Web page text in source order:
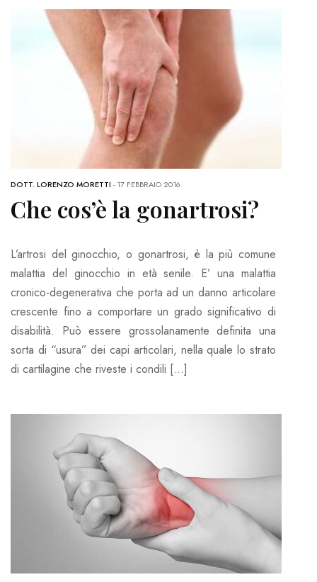
DOTT. LORENZO MORETTI -17 FEBBRAIO 2016
Che cos’è la gonartrosi?
L’artrosi del ginocchio, o gonartrosi, è la più comune
malattia del ginocchio in età senile. E’ una malattia
cronico-degenerativa che porta ad un danno articolare
crescente fino a comportare un grado significativo di
disabilità. Può essere grossolanamente definita una
sorta di “usura” dei capi articolari, nella quale lo strato
di cartilagine che riveste i condili […]